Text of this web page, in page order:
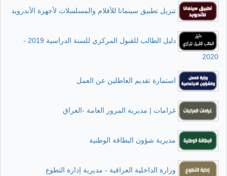
تنزيل تطبيق سينمانا للأفلام والمسلسلات لأجهزة الأندرويد
دليل الطالب للقبول المركزي للسنة الدراسية 2019 -
2020
استمارة تقديم العاطلين عن العمل
غرامات | مديرية المرور العامة -العراق
مديرية شؤون البطاقة الوطنية
وزارة الداخلية العراقية - مديرية إدارة التطوع